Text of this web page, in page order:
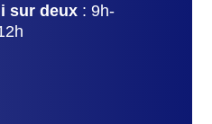
sur deux: 9h-